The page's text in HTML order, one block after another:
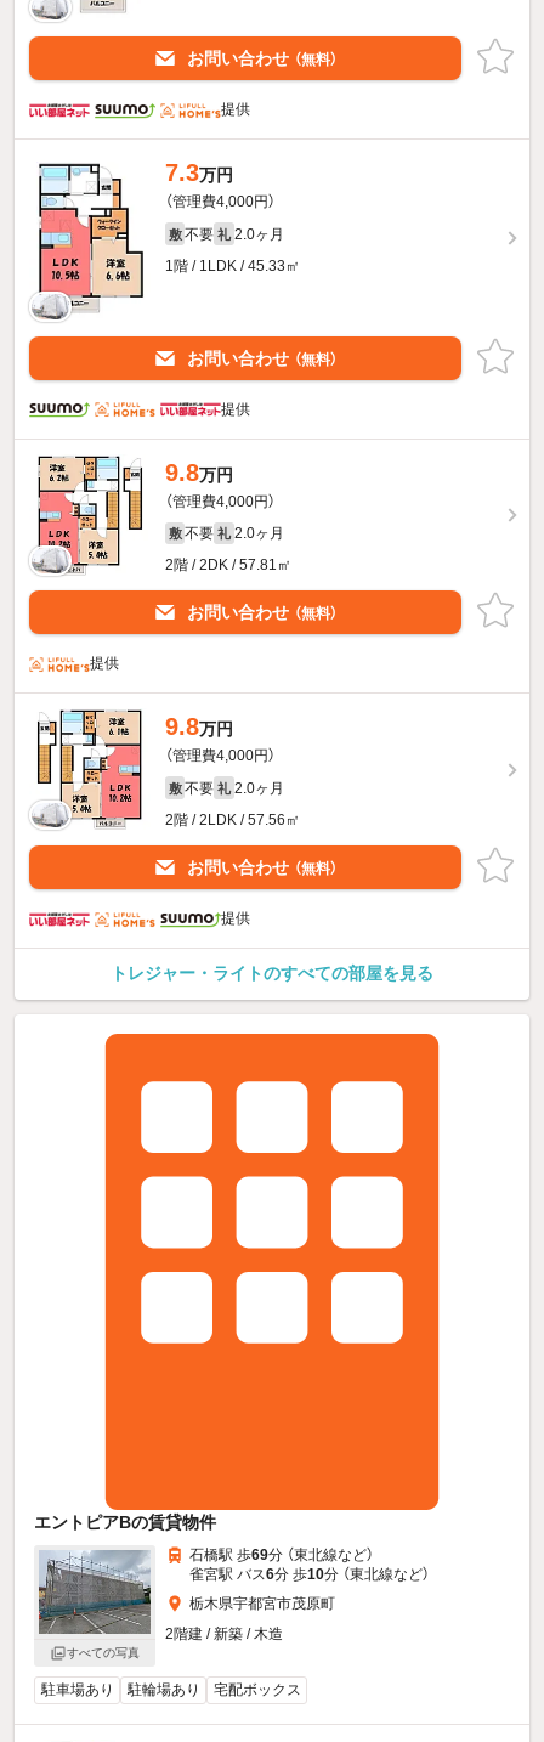
お問い合わせ （無料）
提供
7.3万円
（管理費4,000円）
敷 不要 礼 2.0ヶ月
1階 / 1LDK / 45.33㎡
お問い合わせ （無料）
提供
9.8万円
（管理費4,000円）
敷 不要 礼 2.0ヶ月
2階 / 2DK / 57.81㎡
お問い合わせ （無料）
提供
9.8万円
（管理費4,000円）
敷 不要 礼 2.0ヶ月
2階 / 2LDK / 57.56㎡
お問い合わせ （無料）
提供
トレジャー・ライトのすべての部屋を見る
エントピアBの賃貸物件
すべての写真
石橋駅 歩69分 （東北線など）
雀宮駅 バス6分 歩10分 （東北線など）
栃木県宇都宮市茂原町
2階建 / 新築 / 木造
駐車場あり 駐輪場あり 宅配ボックス